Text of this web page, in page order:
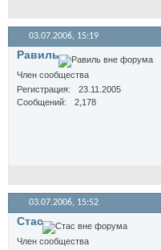
03.07.2006, 15:19
Равиль
Член сообщества
Регистрация
23.11.2005
Сообщений
2,178
03.07.2006, 15:52
Стас
Член сообщества